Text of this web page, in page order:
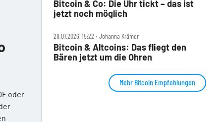
oder
Bitcoin & Co: Die Uhr tickt – das ist
jetzt noch möglich
28.07.2026, 15:22 ‧ Johanna Krämer
Bitcoin & Altcoins: Das fliegt den
Bären jetzt um die Ohren
Mehr Bitcoin Empfehlungen